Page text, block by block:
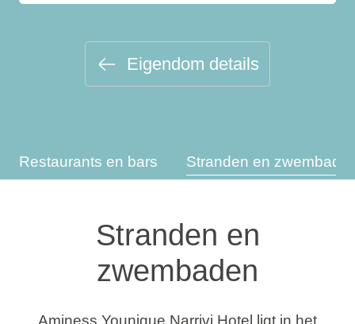
Bestemmingen
Vakantietypes
Merken
Eigendom details
Restaurants en bars Stranden en
Stranden en
zwembaden
Aminess Younique Narrivi Hotel ligt in het